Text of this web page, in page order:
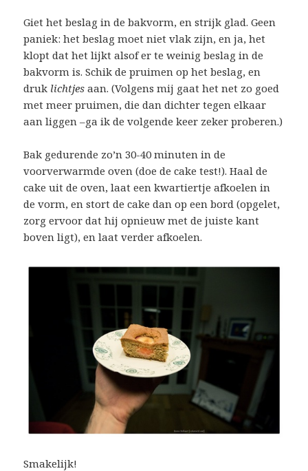
Giet het beslag in de bakvorm, en strijk glad. Geen
paniek: het beslag moet niet vlak zijn, en ja, het
klopt dat het lijkt alsof er te weinig beslag in de
bakvorm is. Schik de pruimen op het beslag, en
druk lichtjes aan. (Volgens mij gaat het net zo goed
met meer pruimen, die dan dichter tegen elkaar
aan liggen –ga ik de volgende keer zeker proberen.)
Bak gedurende zo’n 30-40 minuten in de
voorverwarmde oven (doe de cake test!). Haal de
cake uit de oven, laat een kwartiertje afkoelen in
de vorm, en stort de cake dan op een bord (opgelet,
zorg ervoor dat hij opnieuw met de juiste kant
boven ligt), en laat verder afkoelen.
Smakelijk!